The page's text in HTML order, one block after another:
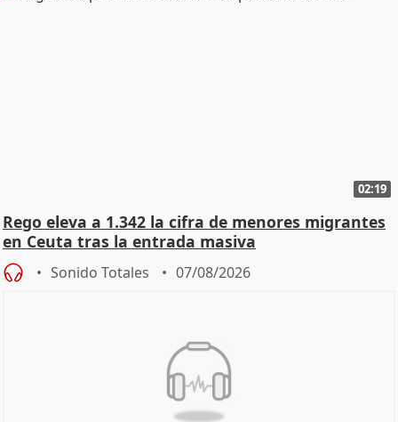
02:19
Rego eleva a 1.342 la cifra de menores migrantes
en Ceuta tras la entrada masiva
Sonido Totales 07/08/2026